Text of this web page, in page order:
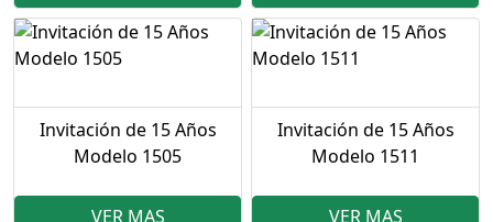
Invitación de 15 Años
Modelo 1505
VER MAS
Invitación de 15 Años
Modelo 1511
VER MAS